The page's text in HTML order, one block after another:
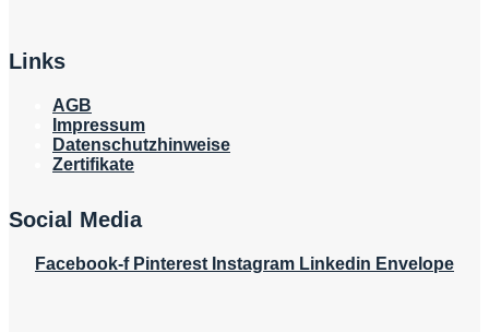
Links
AGB
Impressum
Datenschutzhinweise
Zertifikate
Social Media
Facebook-f Pinterest Instagram Linkedin Envelope